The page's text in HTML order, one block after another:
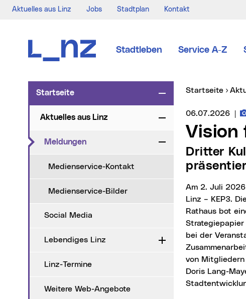
Aktuelles aus Linz Jobs Stadtplan Kontakt
Stadtleben Service A-Z
Startseite Zuklappen
Aktuelles aus Linz Zuklappen
Meldungen(aktueller Menüpunkt)Zuklappen
Medienservice-Kontakt
Medienservice-Bilder
Social Media
Lebendiges Linz Aufklappen
Linz-Termine
Weitere Web-Angebote
Sie sind hier:
Startseite
Medienservice
06.07.2026
Dritter Kulturentwicklungsplan beschlossen und
Am 2. Juli 2026 beschloss der Gemeinderat den dritten Kulturentwicklungsplan der Stadt
Linz – KEP3.
Rathaus bot
bei der
von
Doris Lang-